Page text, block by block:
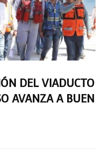
DEL VIADUCTO
AVANZA A BUEN